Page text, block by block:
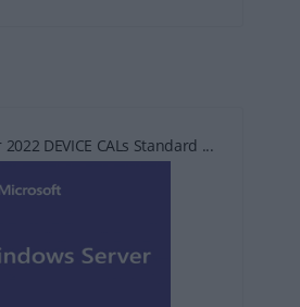
DEVICE CALs Standard ...